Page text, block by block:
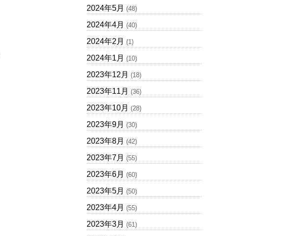
2024年5月 (48)
2024年4月 (40)
2024年2月 (1)
2024年1月 (10)
2023年12月 (18)
2023年11月 (36)
2023年10月 (28)
2023年9月 (30)
2023年8月 (42)
2023年7月 (55)
2023年6月 (60)
2023年5月 (50)
2023年4月 (55)
2023年3月 (61)